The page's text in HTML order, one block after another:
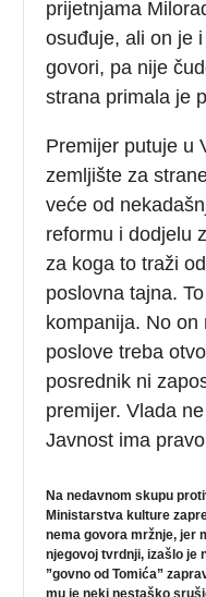
prijetnjama
osuđuje, ali on je
govori, pa nije
strana primala je
Premijer putuje u
zemljište za
veće od
reformu i dodjelu
za koga to traži
poslovna tajna.
kompanija. No
poslove treba
posrednik ni
premijer. Vlada
Javnost ima
Na nedavnom skupu
Ministarstva kulture
nema govora mržnje, jer
njegovoj tvrdnji, izašlo je
”govno od Tomića”
mu je neki nestaško